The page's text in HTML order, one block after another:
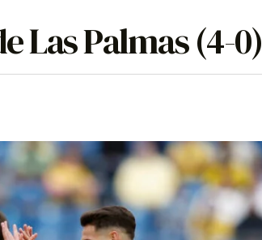
Las Palmas (4-0)